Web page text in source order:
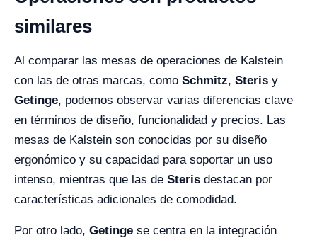
similares
Al comparar las mesas de operaciones de Kalstein
con las de otras marcas, como Schmitz, Steris y
Getinge, podemos observar varias diferencias clave
en términos de diseño, funcionalidad y precios. Las
mesas de Kalstein son conocidas por su diseño
ergonómico y su capacidad para soportar un uso
intenso, mientras que las de Steris destacan por
características adicionales de comodidad.
Por otro lado, Getinge se centra en la integración